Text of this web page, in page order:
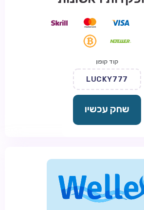
קוד קופון
LUCKY777
שחק עכשיו